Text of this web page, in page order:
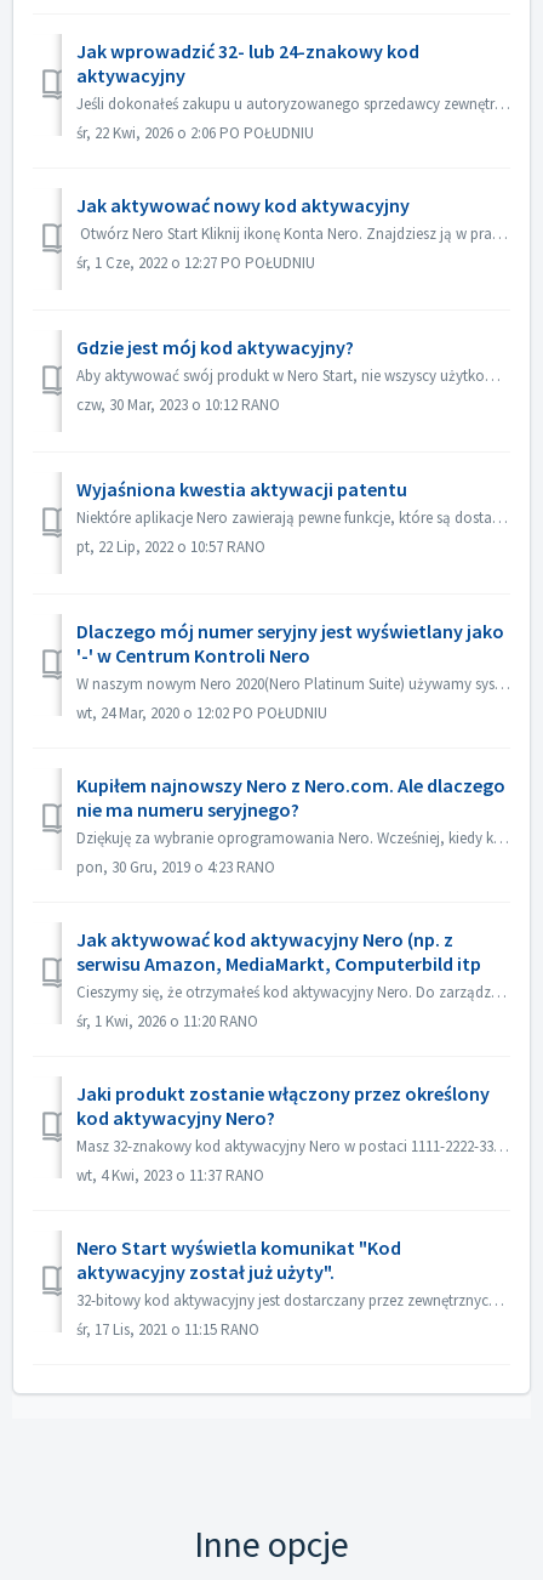
Jak wprowadzić 32- lub 24-znakowy kod
aktywacyjny
Jeśli dokonałeś zakupu u autoryzowanego sprzedawcy zewnętrznego (np. w sklepie Nero Store na Amazon, w Best Buy, w magazynach takich jak „Computerbild”, w M...
śr, 22 Kwi, 2026 o 2:06 PO POŁUDNIU
Jak aktywować nowy kod aktywacyjny
Otwórz Nero Start Kliknij ikonę Konta Nero. Znajdziesz ją w prawym górnym rogu. Jeżeli używasz wersji 24.5 Nero Start, kliknij na "Dodaj produkt&qu...
śr, 1 Cze, 2022 o 12:27 PO POŁUDNIU
Gdzie jest mój kod aktywacyjny?
Aby aktywować swój produkt w Nero Start, nie wszyscy użytkownicy potrzebują kodu aktywacyjnego. Jeśli zakupiłeś produkty Nero za pośrednictwem 2CheckOut...
czw, 30 Mar, 2023 o 10:12 RANO
Wyjaśniona kwestia aktywacji patentu
Niektóre aplikacje Nero zawierają pewne funkcje, które są dostarczane przez dostawców zewnętrznych. Wdrożenie tych technologii umożliwia Nero być w wysokim ...
pt, 22 Lip, 2022 o 10:57 RANO
Dlaczego mój numer seryjny jest wyświetlany jako
'-' w Centrum Kontroli Nero
W naszym nowym Nero 2020(Nero Platinum Suite) używamy systemu kont do zarządzania produktami i numerami seryjnymi klientów. Konto Nero składa się z adresu ...
wt, 24 Mar, 2020 o 12:02 PO POŁUDNIU
Kupiłem najnowszy Nero z Nero.com. Ale dlaczego
nie ma numeru seryjnego?
Dziękuję za wybranie oprogramowania Nero. Wcześniej, kiedy kupowałeś Nero, miałeś 32-bitowy numer seryjny kodu. Teraz, jeśli kupisz nowe oprogramowanie ...
pon, 30 Gru, 2019 o 4:23 RANO
Jak aktywować kod aktywacyjny Nero (np. z
serwisu Amazon, MediaMarkt, Computerbild itp
Cieszymy się, że otrzymałeś kod aktywacyjny Nero. Do zarządzania wszystkimi produktami Nero i ich funkcjami używamy systemu konta Nero. Aby skorzystać z now...
śr, 1 Kwi, 2026 o 11:20 RANO
Jaki produkt zostanie włączony przez określony
kod aktywacyjny Nero?
Masz 32-znakowy kod aktywacyjny Nero w postaci 1111-2222-3333-4444-5555-6666 i chciałbyś wiedzieć, jaki produkt zostanie włączony przez niego, bez faktyczne...
wt, 4 Kwi, 2023 o 11:37 RANO
Nero Start wyświetla komunikat "Kod
aktywacyjny został już użyty".
32-bitowy kod aktywacyjny jest dostarczany przez zewnętrznych sprzedawców lub sprzedawców detalicznych Nero. Kod ten może być użyty do odblokowania oprogram...
śr, 17 Lis, 2021 o 11:15 RANO
Inne opcje